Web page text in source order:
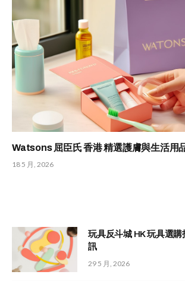
Watsons 屈臣氏 香港 精選護膚與生活用
18 5 月, 2026
玩具反斗城 HK 玩具選
訊
29 5 月, 2026